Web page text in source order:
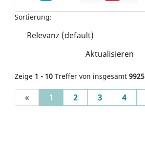
Sortierung:
Aktualisieren
Zeige 1 - 10 Treffer von insgesamt 9925
« 1 (current)
2 3 4